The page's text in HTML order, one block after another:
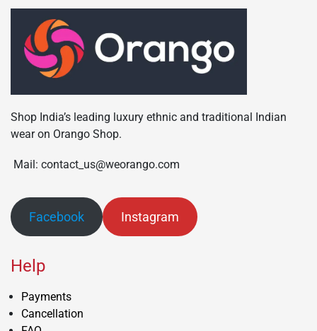
Shop India’s leading luxury ethnic and traditional Indian
wear on Orango Shop.
Mail: contact_us@weorango.com
Facebook Instagram
Help
Payments
Cancellation